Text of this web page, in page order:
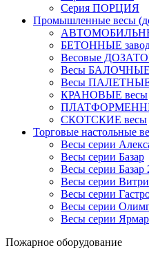
Серия ПОРЦИЯ
Промышленные весы
БЕТОННЫЕ
Весовые
Весы БАЛОЧНЫЕ
Весы
КРАНОВЫЕ весы
СКОТСКИЕ весы
Торговые настольные
Весы серии
Весы серии Базар
Весы серии Базар
Весы серии
Весы серии
Весы серии
Весы серии
Пожарное оборудование